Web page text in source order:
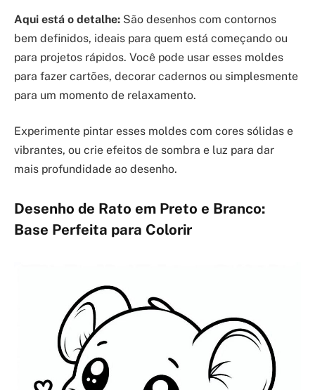
Aqui está o detalhe: São desenhos com contornos
bem definidos, ideais para quem está começando ou
para projetos rápidos. Você pode usar esses moldes
para fazer cartões, decorar cadernos ou simplesmente
para um momento de relaxamento.
Experimente pintar esses moldes com cores sólidas e
vibrantes, ou crie efeitos de sombra e luz para dar
mais profundidade ao desenho.
Desenho de Rato em Preto e Branco:
Base Perfeita para Colorir